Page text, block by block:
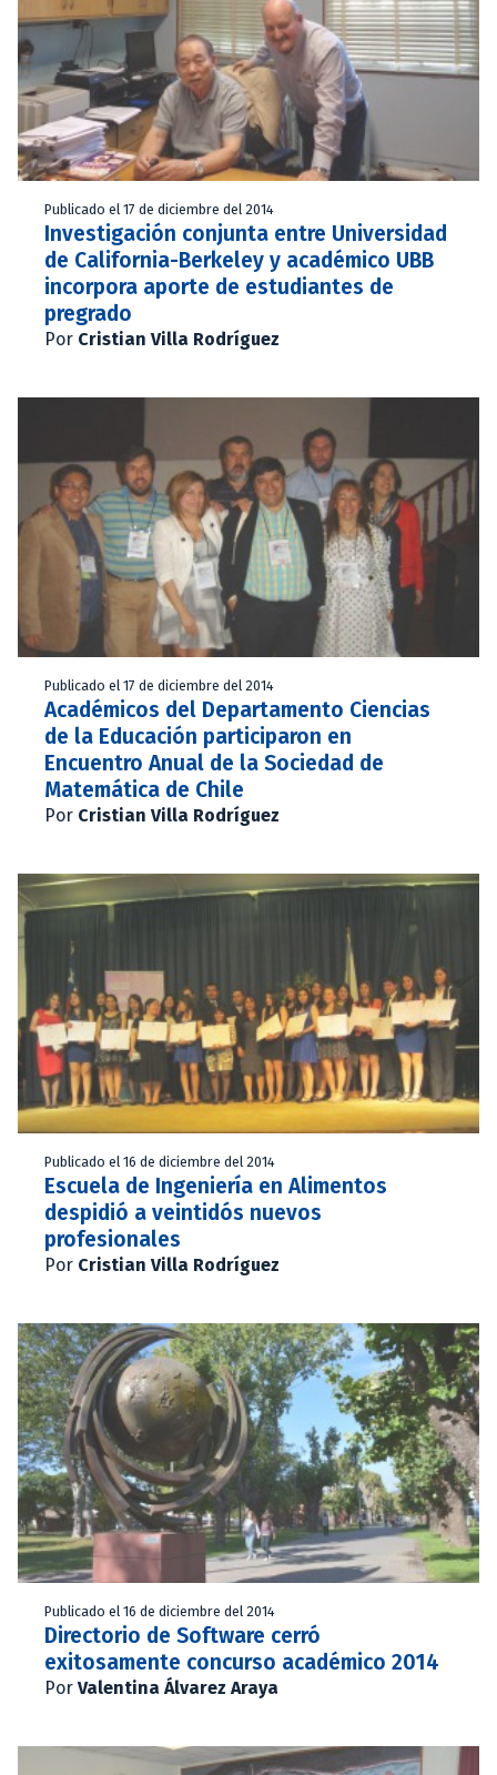
Publicado el 17 de diciembre del 2014
Investigación conjunta entre Universidad
de California-Berkeley y académico UBB
incorpora aporte de estudiantes de
pregrado
Por Cristian Villa Rodríguez
Publicado el 17 de diciembre del 2014
Académicos del Departamento Ciencias
de la Educación participaron en
Encuentro Anual de la Sociedad de
Matemática de Chile
Por Cristian Villa Rodríguez
Publicado el 16 de diciembre del 2014
Escuela de Ingeniería en Alimentos
despidió a veintidós nuevos
profesionales
Por Cristian Villa Rodríguez
Publicado el 16 de diciembre del 2014
Directorio de Software cerró
exitosamente concurso académico 2014
Por Valentina Álvarez Araya